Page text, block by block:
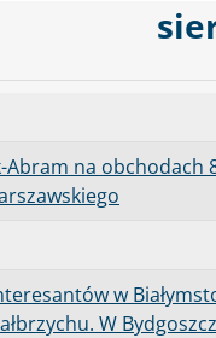
Abram na obchodach
w
W